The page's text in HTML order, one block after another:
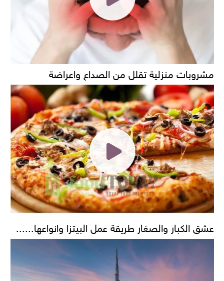
مشروبات منزلية تقلل من الصداع واعراضة
عشق الكبار والصغار طريقة عمل البيتزا وانواعها......